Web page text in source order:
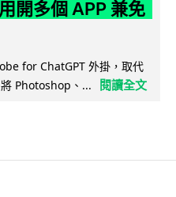
開多個 APP 兼免
for ChatGPT 外掛，取代
Photoshop、...
閱讀全文